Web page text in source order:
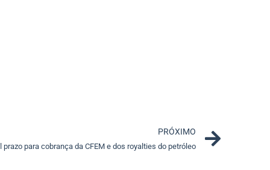
PRÓXIMO
prazo para cobrança da CFEM e dos royalties do petróleo